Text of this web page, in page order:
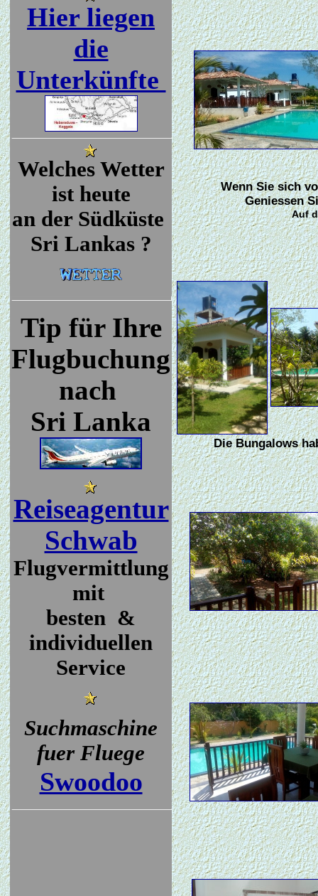
Hier liegen
die
Unterkünfte
Welches Wetter
ist heute
an der Südküste
Sri Lankas ?
Tip für Ihre
Flugbuchung
nach
Sri Lanka
Reiseagentur
Schwab
Flugvermittlung
mit
besten &
individuellen
Service
Suchmaschine
fuer Fluege
Swoodoo
Wenn Sie sich
Geniessen
Auf
Die Bungalows